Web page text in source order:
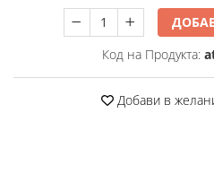
Код на Продукта:
Добави в